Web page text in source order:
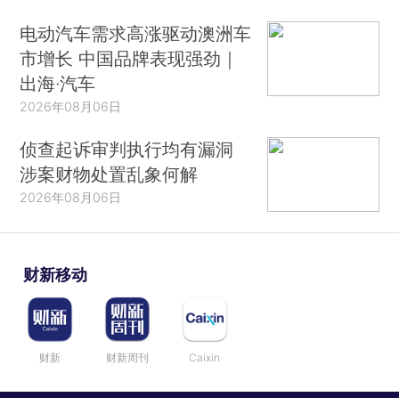
电动汽车需求高涨驱动澳洲车
市增长 中国品牌表现强劲｜
出海·汽车
2026年08月06日
侦查起诉审判执行均有漏洞
涉案财物处置乱象何解
2026年08月06日
财新移动
财新 财新周刊 Caixin